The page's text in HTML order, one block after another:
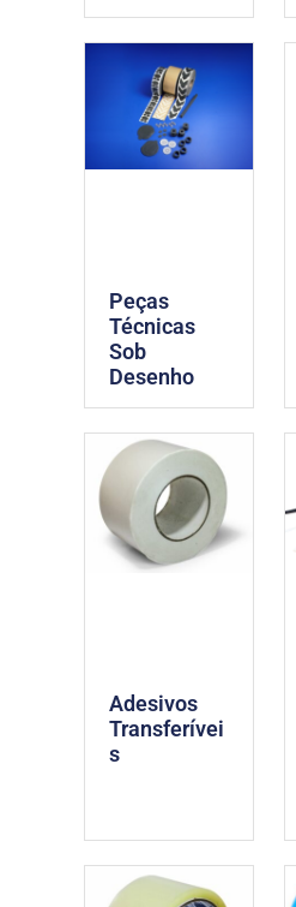
Peças
Técnicas
Sob
Desenho
Adesivos
Transferívei
s